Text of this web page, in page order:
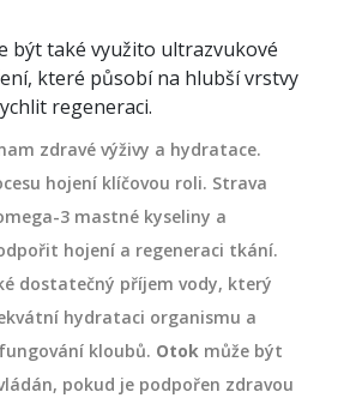
být také využito ultrazvukové
které působí na hlubší vrstvy
regeneraci.
zdravé výživy a hydratace.
hojení klíčovou roli. Strava
3 mastné kyseliny a
hojení a regeneraci tkání.
dostatečný příjem vody, který
hydrataci organismu a
kloubů. Otok může být
pokud je podpořen zdravou